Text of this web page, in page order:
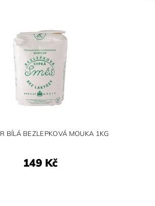
BÍLÁ BEZLEPKOVÁ MOUKA 1KG
149 Kč